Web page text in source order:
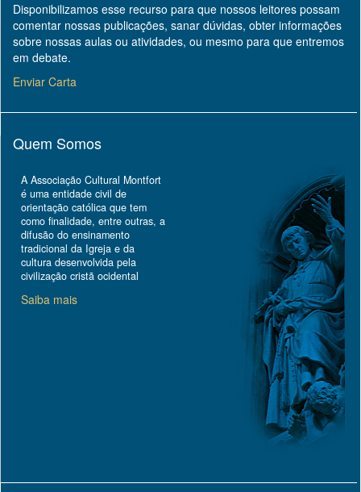
Disponibilizamos esse recurso para que nossos leitores possam
comentar nossas publicações, sanar dúvidas, obter informações
sobre nossas aulas ou atividades, ou mesmo para que entremos
em debate.
Enviar Carta
Quem Somos
A Associação Cultural Montfort
é uma entidade civil de
orientação católica que tem
como finalidade, entre outras, a
difusão do ensinamento
tradicional da Igreja e da
cultura desenvolvida pela
civilização cristã ocidental
Saiba mais